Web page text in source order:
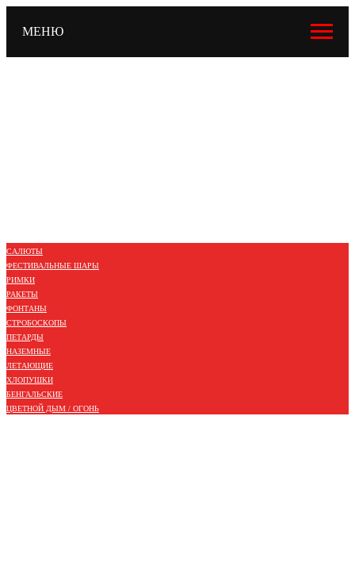
МЕНЮ
САЛЮТЫ
ФЕСТИВАЛЬНЫЕ ШАРЫ
РИМКИ
РАКЕТЫ
ФОНТАНЫ
СТРОБОСКОПЫ
ПЕТАРДЫ
НАЗЕМНЫЕ
ЛЕТАЮЩИЕ
ХЛОПУШКИ
БЕНГАЛЬСКИЕ
ЦВЕТНОЙ ДЫМ / ОГОНЬ